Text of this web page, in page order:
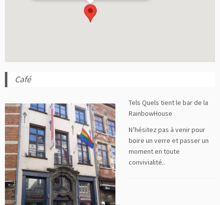
Café
Tels Quels tient le bar de la
RainbowHouse
N’hésitez pas à venir pour
boire un verre et passer un
moment en toute
convivialité..